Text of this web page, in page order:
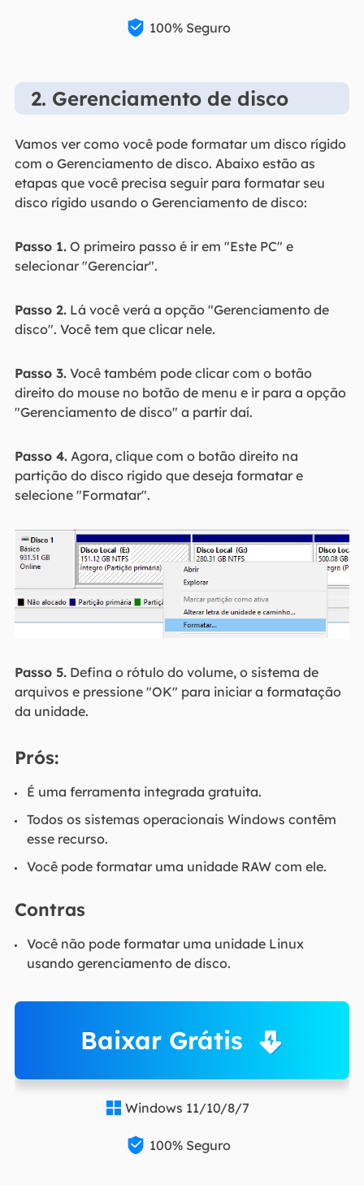
 100% Seguro
2. Gerenciamento de disco
Vamos ver como você pode formatar um disco rígido
com o Gerenciamento de disco. Abaixo estão as
etapas que você precisa seguir para formatar seu
disco rígido usando o Gerenciamento de disco:
Passo 1.O primeiro passo é ir em "Este PC" e
selecionar "Gerenciar".
Passo 2.Lá você verá a opção "Gerenciamento de
disco". Você tem que clicar nele.
Passo 3.Você também pode clicar com o botão
direito do mouse no botão de menu e ir para a opção
"Gerenciamento de disco" a partir daí.
Passo 4.Agora, clique com o botão direito na
partição do disco rígido que deseja formatar e
selecione "Formatar".
Passo 5.Defina o rótulo do volume, o sistema de
arquivos e pressione "OK" para iniciar a formatação
da unidade.
Prós:
É uma ferramenta integrada gratuita.
Todos os sistemas operacionais Windows contêm
esse recurso.
Você pode formatar uma unidade RAW com ele.
Contras
Você não pode formatar uma unidade Linux
usando gerenciamento de disco.
Baixar Grátis
 Windows 11/10/8/7
 100% Seguro